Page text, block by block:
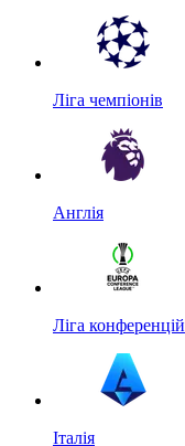
Ліга чемпіонів
Англія
Ліга конференцій
Італія